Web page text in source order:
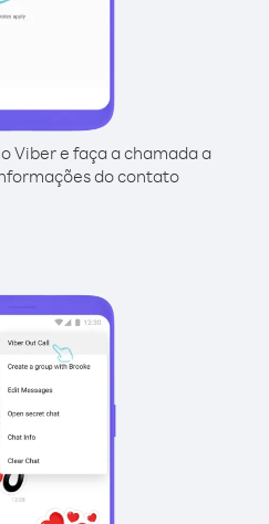
Viber e faça a chamada a
do contato